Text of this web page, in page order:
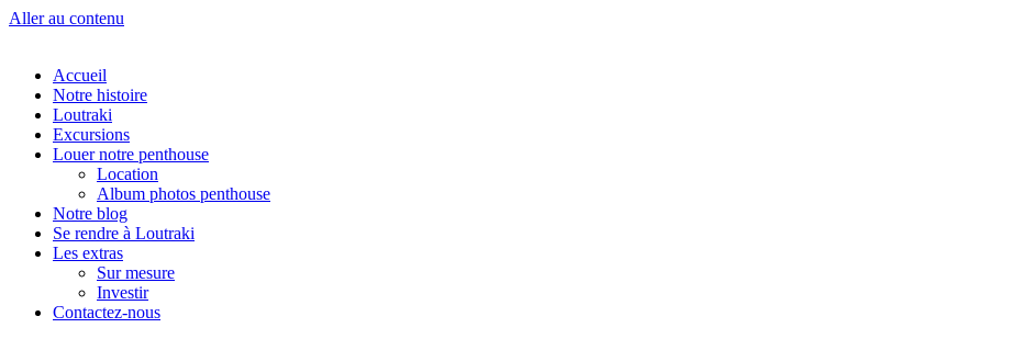
Aller au contenu
Accueil
Notre histoire
Loutraki
Excursions
Louer notre penthouse
Location
Album photos penthouse
Notre blog
Se rendre à Loutraki
Les extras
Sur mesure
Investir
Contactez-nous